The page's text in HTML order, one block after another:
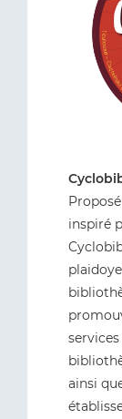
inspiré
ainsi